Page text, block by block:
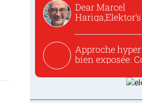
Dear Marcel
Approche
bien exposée.